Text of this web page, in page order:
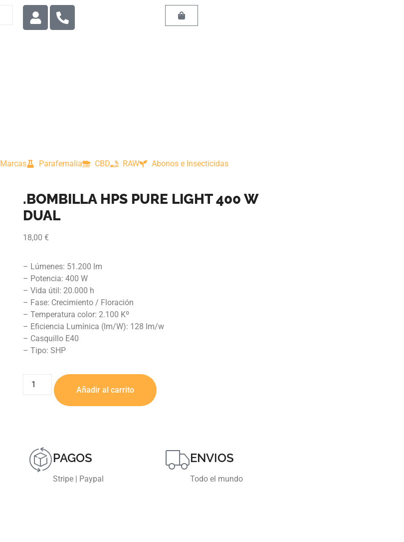
Marcas Parafernalia CBD RAW Abonos e Insecticidas
.BOMBILLA HPS PURE LIGHT 400 W
DUAL
18,00 €
– Lúmenes: 51.200 lm
– Potencia: 400 W
– Vida útil: 20.000 h
– Fase: Crecimiento / Floración
– Temperatura color: 2.100 Kº
– Eficiencia Lumínica (lm/W): 128 lm/w
– Casquillo E40
– Tipo: SHP
Añadir al carrito
PAGOS
Stripe | Paypal
ENVIOS
Todo el mundo